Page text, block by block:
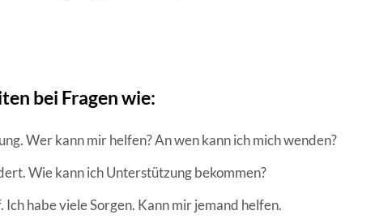
bei Fragen wie:
Wer kann mir helfen? An wen kann ich mich wenden?
Wie kann ich Unterstützung bekommen?
habe viele Sorgen. Kann mir jemand helfen.